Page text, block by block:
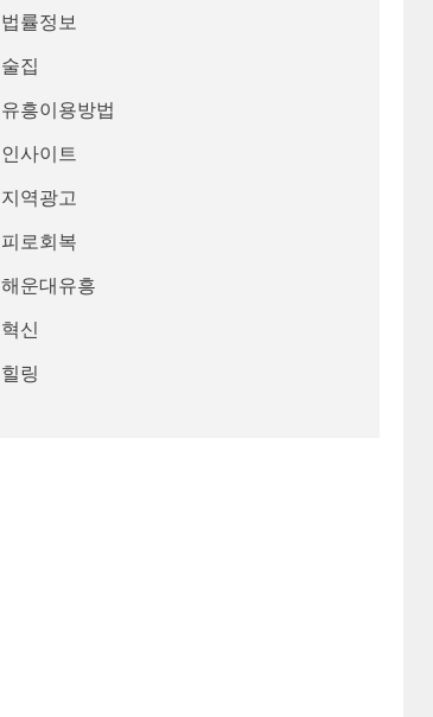
법률정보
술집
유흥이용방법
인사이트
지역광고
피로회복
해운대유흥
혁신
힐링